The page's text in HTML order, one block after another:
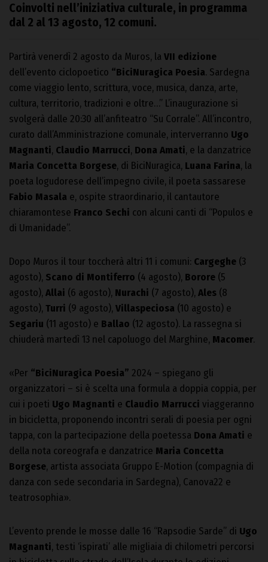
Coinvolti nell’iniziativa culturale, in programma
dal 2 al 13 agosto, 12 comuni.
Partirà venerdì 2 agosto da Muros, la VII edizione
dell’evento ciclopoetico “BiciNuragica Poesia. Sardegna
come viaggio lento, scrittura, voce, musica, danza, arte,
cultura, territorio, tradizioni e oltre…” L’inaugurazione si
svolgerà dalle 20:30 all’anfiteatro “Su Corrale”. All’incontro,
curato dall’Amministrazione comunale, interverranno Ugo
Magnanti, Claudio Marrucci, Dona Amati, e la danzatrice
Maria Concetta Borgese, di BiciNuragica, Luana Farina, la
poeta logudorese dell’impegno civile, il poeta sassarese
Fabio Masala e, ospite straordinario, il cantautore
chiaramontese Franco Sechi con alcuni canti di “Populos e
di Umanidade”.
Dopo Muros il tour toccherà altri 11 i comuni: Cargeghe (3
agosto), Scano di Montiferro (4 agosto), Borore (5
agosto), Allai (6 agosto), Nurachi (7 agosto), Ales (8
agosto), Turri (9 agosto), Villaspeciosa (10 agosto) e
Segariu (11 agosto) e Ballao (12 agosto). La rassegna si
chiuderà martedì 13 nel capoluogo del Marghine, Macomer.
«Per “BiciNuragica Poesia” 2024 – spiegano gli
organizzatori – si è scelta una formula a doppia coppia, per
cui i poeti Ugo Magnanti e Claudio Marrucci viaggeranno
in bicicletta, proponendo incontri serali di poesia per ogni
tappa, con la partecipazione della poetessa Dona Amati e
della nota coreografa e danzatrice Maria Concetta
Borgese, artista associata Gruppo E-Motion (compagnia di
danza con sede secondaria in Sardegna), Canova22 e
teatrosophia».
L’evento prende le mosse dalle 16 “Rapsodie Sarde” di Ugo
Magnanti, testi ‘ispirati’ alle migliaia di chilometri percorsi